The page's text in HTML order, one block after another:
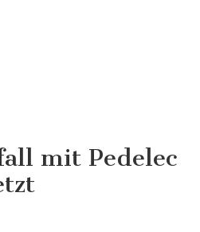
mit Pedelec